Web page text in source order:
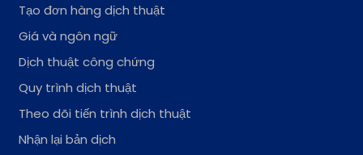
Tạo đơn hàng dịch thuật
Giá và ngôn ngữ
Dịch thuật công chứng
Quy trình dịch thuật
Theo dõi tiến trình dịch thuật
Nhận lại bản dịch